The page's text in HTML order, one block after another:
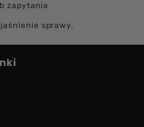
zapytania
sprawy.